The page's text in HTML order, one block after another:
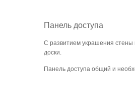
Панель доступа
С развитием украшения стены
доски.
Панель доступа общий и